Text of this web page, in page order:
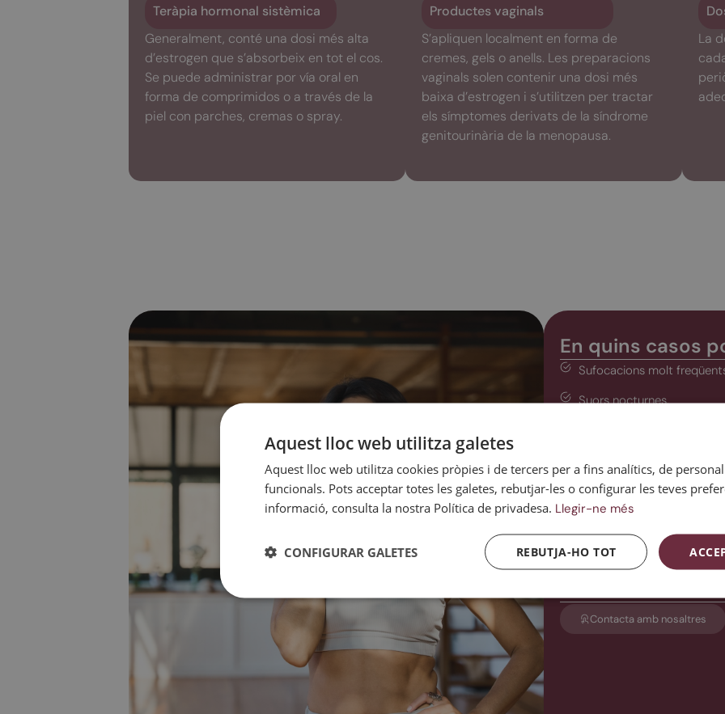
Teràpia hormonal sistèmica
Generalment, conté una dosi més alta
d’estrogen que s’absorbeix en tot el cos.
Se puede administrar por vía oral en
forma de comprimidos o a través de la
piel con parches, cremas o spray.
Productes vaginals
S’apliquen localment en forma de
cremes, gels o anells. Les preparacions
vaginals solen contenir una dosi més
baixa d’estrogen i s’utilitzen per tractar
els símptomes derivats de la síndrome
genitourinària de la menopausa.
La
En quins casos
Sufocacions molt
Suors nocturnes.
Síndrome genitourinària:
durant les relacions
hormonals.
Menopausa precoç: que
conseqüència d'una
Contacta amb nosaltres
Aquest lloc web utilitza galetes
Aquest lloc web utilitza cookies pròpies i de tercers per a fins analítics, de
funcionals. Pots acceptar totes les galetes, rebutjar-les o configurar les teves
informació, consulta la nostra Política de privadesa. Llegir-ne més
REBUTJA-HO TOT
CONFIGURAR GALETES